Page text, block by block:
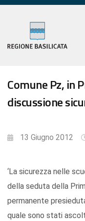
Comune Pz, in
discussione
13 Giugno 2012
‘La sicurezza nelle
della seduta della
permanente
quale sono stati